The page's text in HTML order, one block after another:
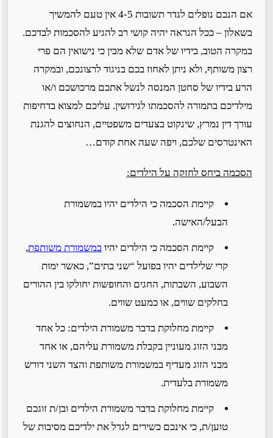
אם הנכם נופלים לגדר תשובות 4-5 אין טעם להמשיך
בשאלון – ככל הנראה יהיה קושי רב להגיע להסכמות לבדכם.
במקרה הטוב, בידיו של אדם שלא מבין כי נישואין הם פרי
רצון משותף, ולא ניתן לאחוז בכם בניגוד לרצונכם, ובמקרה
הרע בידיו של סחטן המנסה לנשל אתכם מרכושכם ו/או
מילדיכם בתמורה להסכמתו לגירושין. עליכם למצוא בדחיפות
עורך דין נמרץ, שינקוט בצעדים משפטיים, הנחוצים להגנת
האינטרסים שלכם, ויפה שעה אחת קודם…
הסכמה ביחס לחזקה על הילדים:
קיימת הסכמה כי הילדים יהיו במשמורת
הבעל/האישה.
קיימת הסכמה כי הילדים יהיובמשמורת משותפת,
קרי שלילדים יהיו בפועל “שני בתים”, כאשר ימות
השבוע, השבתות, החגים והחופשות יחולקו בין ההורים
בחלקים שווים, או כמעט שווים.
קיימת מחלוקת בדבר משמורת הילדים: כל אחד
מבני הזוג מעוניין בקבלת משמורת עליהם, או אחד
מבני הזוג מעדיף במשמורת משותפת והצד השני דורש
משמורת בלעדית.
קיימת מחלוקת בדבר משמורת הילדים ובן/ת זוגכם
טוען/ת, כי אינכם כשירים לגדל את ילדיכם מסיבות של